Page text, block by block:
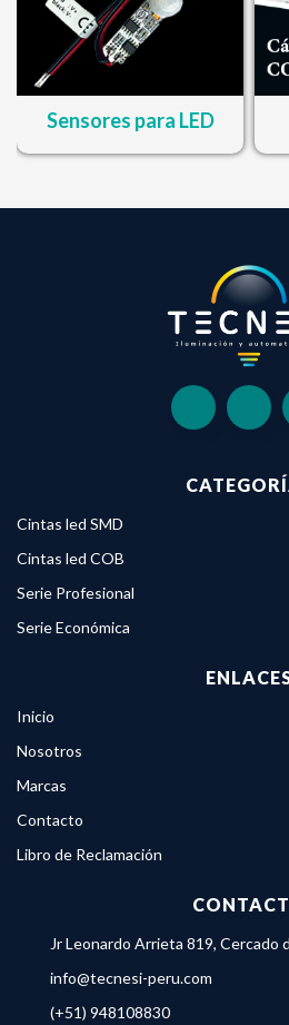
Sensores para LED
Cintas led SMD
Cintas led COB
Serie Profesional
Serie Económica
Inicio
Nosotros
Marcas
Contacto
Libro de Reclamación
Jr Leonardo Arrieta 819, Cercado
info@tecnesi-peru.com
(+51) 948108830